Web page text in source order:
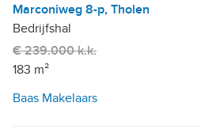
Marconiweg 8-p, Tholen
Bedrijfshal
€ 239.000 k.k.
183 m²
Baas Makelaars